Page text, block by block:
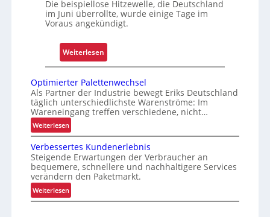
e
r
l
ä
s
s
i
g
k
e
t
u
n
d
e
Die beispiellose Hitzewelle, die Deutschland
im Juni überrollte, wurde einige Tage im
Voraus angekündigt.
Weiterlesen:
E
t
r
e
h
i
t
z
l
Optimierter Palettenwechsel
Als Partner der Industrie bewegt Eriks Deutschland
täglich unterschiedlichste Warenströme: Im
Wareneingang treffen verschiedene, nicht…
Weiterlesen:
O
p
t
i
m
i
e
Verbessertes Kundenerlebnis
Steigende Erwartungen der Verbraucher an
bequemere, schnellere und nachhaltigere Services
verändern den Paketmarkt.
Weiterlesen:
V